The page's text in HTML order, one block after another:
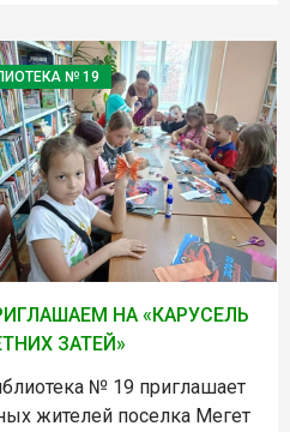
№ 19
НА «КАРУСЕЛЬ
ЗАТЕЙ»
№ 19 приглашает
жителей поселка Мегет